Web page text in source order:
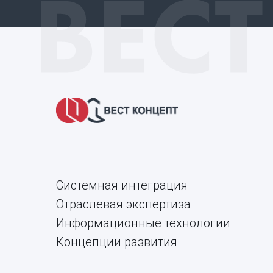
Системная интеграция
Отраслевая экспертиза
Информационные технологии
Концепции развития